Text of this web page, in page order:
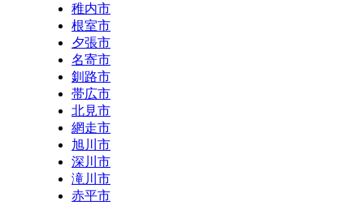
稚内市
根室市
夕張市
名寄市
釧路市
帯広市
北見市
網走市
旭川市
深川市
滝川市
赤平市